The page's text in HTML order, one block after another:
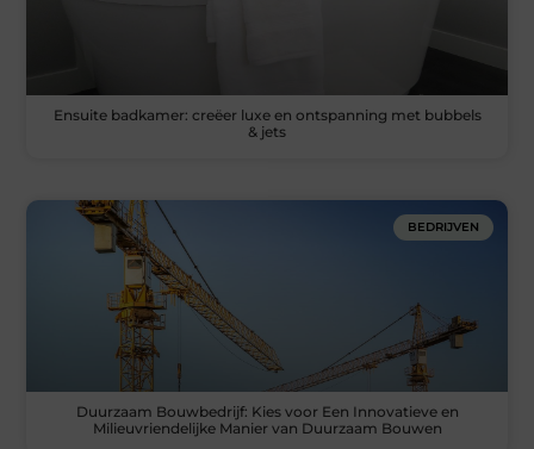
Ensuite badkamer: creëer luxe en ontspanning met bubbels
& jets
BEDRIJVEN
Duurzaam Bouwbedrijf: Kies voor Een Innovatieve en
Milieuvriendelijke Manier van Duurzaam Bouwen